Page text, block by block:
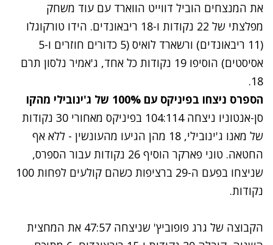
את המנצחים הוביל דווייט הווארד עם עוד משחק
מפלצתי של 22 נקודות ו-18 ריבאונדים. הידו טורקוגלו
(11 ריבאונדים) ורשארד לואיס (5 כדורים חוזרים ו-5
אסיסטים) הוסיפו 19 נקודות כל אחד, ג'אמיר נלסון תרם
18.
הספרס ניצחו בפיניקס עם 100% של ג'ינובילי מהקו
סן-אנטוניו ניצחה 104:114 בפיניקס מאחורי 30 נקודות
של מאנו ג'ינובילי, 18 מהן הגיעו מהעונשין - ללא אף
החטאה. טוני פארקר הוסיף 26 נקודות עבור הספרס,
שניצחו בפעם ה-29 ברציפות כשהם קולעים לפחות 100
נקודות.
הקבוצה של גרג פופוביץ' שניצחה 47:57 את המחצית